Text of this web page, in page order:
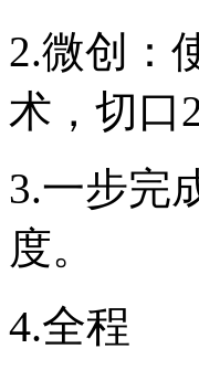
2.微创：
术，切口
3.一步完
度。
4.全程